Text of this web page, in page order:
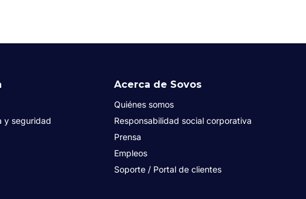
y seguridad
Acerca de Sovos
Quiénes somos
Responsabilidad social corporativa
Prensa
Empleos
Soporte / Portal de clientes